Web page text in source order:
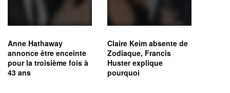
Anne Hathaway
annonce être enceinte
pour la troisième fois à
43 ans
Claire Keim absente de
Zodiaque, Francis
Huster explique
pourquoi